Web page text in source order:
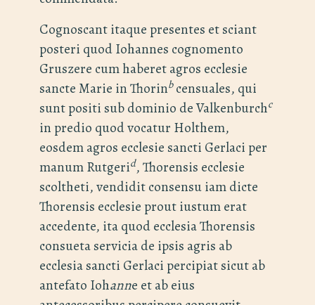
Cognoscant itaque presentes et sciant
posteri quod Iohannes cognomento
Gruszere cum haberet agros ecclesie
sancte Marie in Thorinbcensuales, qui
sunt positi sub dominio de Valkenburchc
in predio quod vocatur Holthem,
eosdem agros ecclesie sancti Gerlaci per
manum Rutgerid, Thorensis ecclesie
scoltheti, vendidit consensu iam dicte
Thorensis ecclesie prout iustum erat
accedente, ita quod ecclesia Thorensis
consueta servicia de ipsis agris ab
ecclesia sancti Gerlaci percipiat sicut ab
antefato Iohanne et ab eius